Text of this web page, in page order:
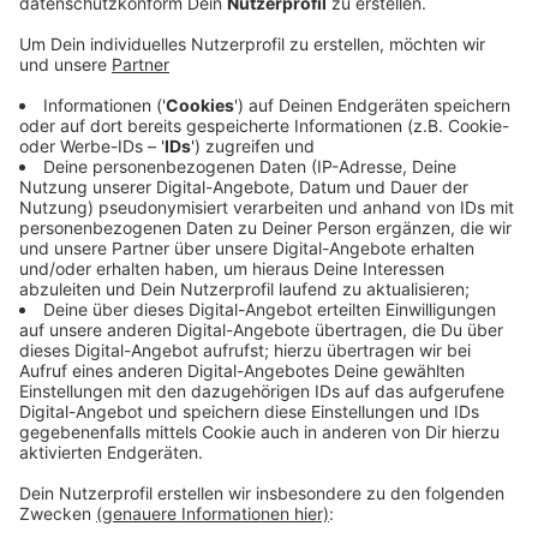
Anzeige
Ein Computer für über 1.000 Euro gekauft, aber nur
eine billige Tasche bekommen - diesen Reinfall hat
letztes Jahr im Sommer ein Mann in Aschaffenburg
erlebt. Er ging zur Polizei, die bei ihren aufwändigen
Ermittlungen den mutmaßlichen Betrügern auf die
Spur kam. Die Verdächtigen hatten das Geld der
Käufer auf Kryptowährungskonten weitergeleitet, um
ihre Identität zu verschleiern. Anfang des Jahres
zogen sie ins europäische Ausland. Als sie im
September wieder nach Deutschland flogen, wurden
sie am Düsseldorfer Flughafen festgenommen.